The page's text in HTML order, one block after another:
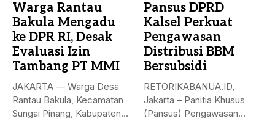
Warga Rantau
Bakula Mengadu
ke DPR RI, Desak
Evaluasi Izin
Tambang PT MMI
JAKARTA — Warga Desa
Rantau Bakula, Kecamatan
Sungai Pinang, Kabupaten
Pansus DPRD
Kalsel Perkuat
Pengawasan
Distribusi BBM
Bersubsidi
RETORIKABANUA.ID,
Jakarta – Panitia Khusus
(Pansus) Pengawasan